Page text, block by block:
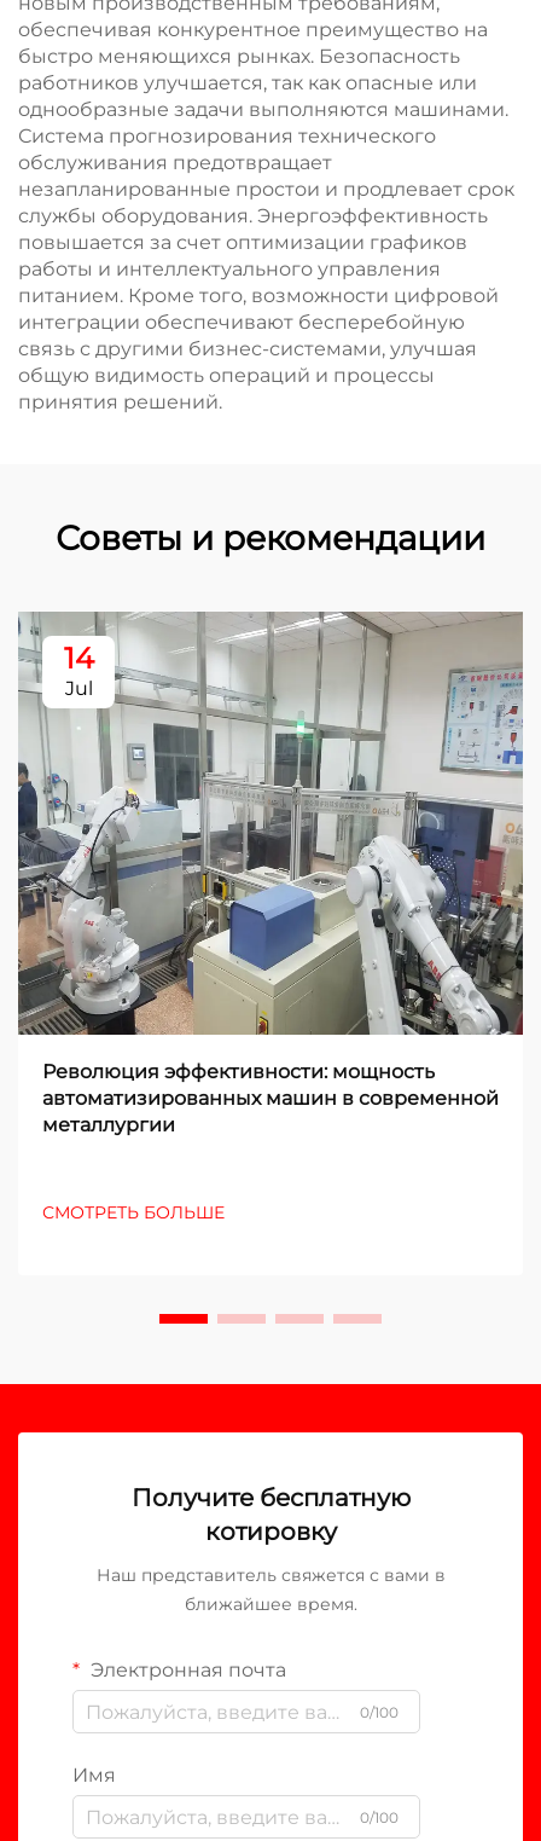
обеспечивая конкурентное преимущество на
быстро меняющихся рынках. Безопасность
работников улучшается, так как опасные или
однообразные задачи выполняются машинами.
Система прогнозирования технического
обслуживания предотвращает
незапланированные простои и продлевает срок
службы оборудования. Энергоэффективность
повышается за счет оптимизации графиков
работы и интеллектуального управления
питанием. Кроме того, возможности цифровой
интеграции обеспечивают бесперебойную
связь с другими бизнес-системами, улучшая
общую видимость операций и процессы
принятия решений.
Советы и рекомендации
14
Jul
Революция эффективности: мощность
автоматизированных машин в современной
металлургии
СМОТРЕТЬ БОЛЬШЕ
Получите бесплатную
котировку
Наш представитель свяжется с вами в
ближайшее время.
Электронная почта
0/100
Имя
0/100